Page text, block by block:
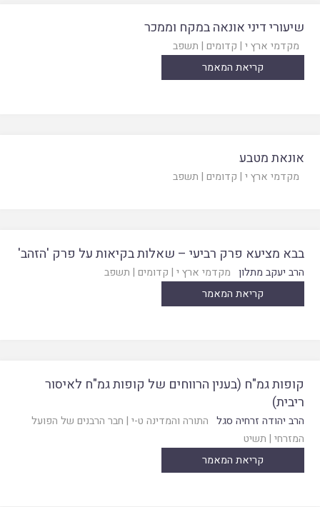
שיעורי דיני אונאה במקח וממכר
מקדמי ארץ י | קדומים | תשפב
קריאת המאמר
אונאת מטבע
מקדמי ארץ י | קדומים | תשפב
בבא מציעא פרק רביעי – שאלות בקיאות על פרק 'הזהב'
הרב יעקב מתלון מקדמי ארץ י | קדומים | תשפב
קריאת המאמר
קופות גמ"ח (בענין הרווחים של קופות גמ"ח לאיסור
ריבית)
הרב יהודה זרחיה סגל התורה והמדינה ט-י | חבר הרבנים של הפועל
המזרחי | תשיט
קריאת המאמר